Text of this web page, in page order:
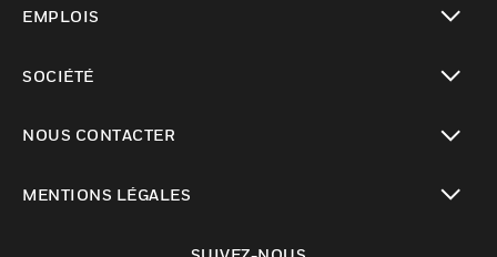
EMPLOIS
SOCIÉTÉ
NOUS CONTACTER
MENTIONS LÉGALES